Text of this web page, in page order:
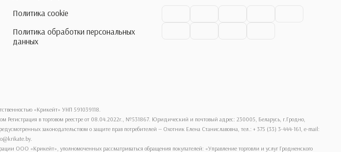
Политика cookie
Политика обработки персональных
данных
«Крикейт» УНП 591039118.
в торговом реестре от 08.04.2022г., №531867. Юридический и почтовый адрес: 230005, Беларусь, г.Гродно,
законодательством о защите прав потребителей — Охотник Елена Станиславовна, тел.: + 375 (33) 3-444-161, e-mail:
ООО «Крикейт», уполномоченных рассматриваться обращения покупателей: «Управление торговли и услуг Гродненского